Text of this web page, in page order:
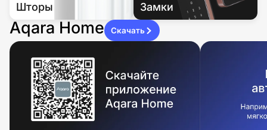
Шторы Замки
Aqara Home Скачать